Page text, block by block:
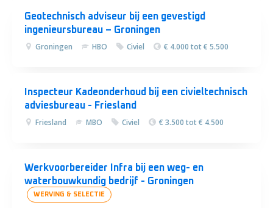
Geotechnisch adviseur bij een gevestigd
ingenieursbureau – Groningen
Groningen HBO Civiel € 4.000 tot € 5.500
Inspecteur Kadeonderhoud bij een civieltechnisch
adviesbureau - Friesland
Friesland MBO Civiel € 3.500 tot € 4.500
Werkvoorbereider Infra bij een weg- en
waterbouwkundig bedrijf - Groningen
WERVING & SELECTIE